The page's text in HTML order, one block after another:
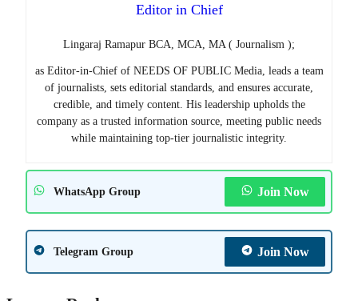
Editor in Chief
Lingaraj Ramapur BCA, MCA, MA ( Journalism );
as Editor-in-Chief of NEEDS OF PUBLIC Media, leads a team
of journalists, sets editorial standards, and ensures accurate,
credible, and timely content. His leadership upholds the
company as a trusted information source, meeting public needs
while maintaining top-tier journalistic integrity.
WhatsApp Group Join Now
Telegram Group Join Now